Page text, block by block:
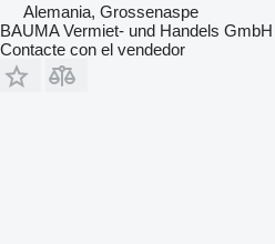
Alemania, Grossenaspe
BAUMA Vermiet- und Handels GmbH
Contacte con el vendedor